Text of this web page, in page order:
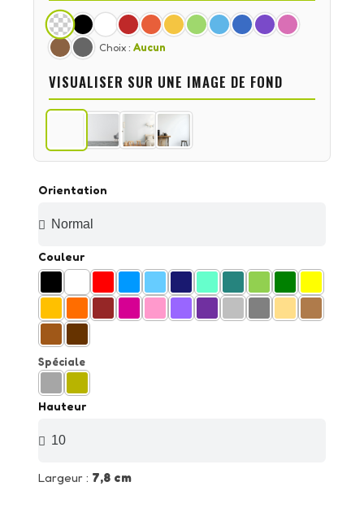
Orientation
Couleur
Spéciale
Hauteur
Largeur : 7,8 cm
Choix : Aucun
VISUALISER SUR UNE IMAGE DE FOND